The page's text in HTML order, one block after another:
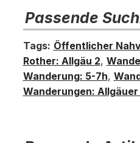
Passende
Tags: Öffentlicher
Rother: Allgäu 2,
Wanderung: 5-7h,
Wanderungen: Allgäuer